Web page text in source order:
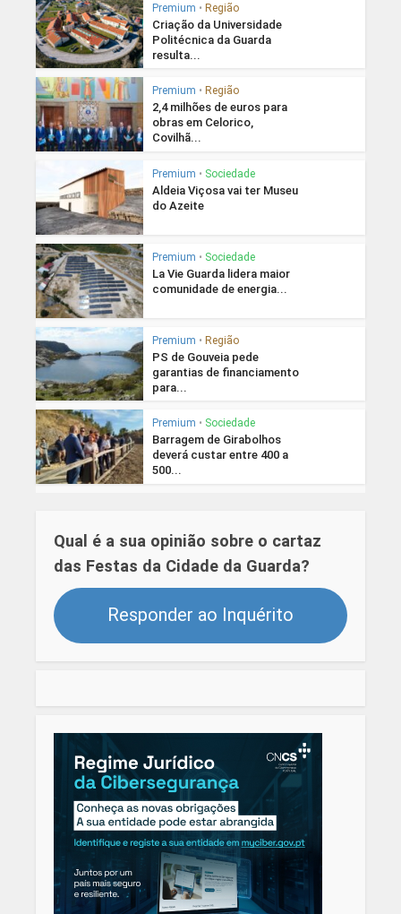
Premium • Região
Criação da Universidade
Politécnica da Guarda
resulta...
Premium • Região
2,4 milhões de euros para
obras em Celorico,
Covilhã...
Premium • Sociedade
Aldeia Viçosa vai ter Museu
do Azeite
Premium • Sociedade
La Vie Guarda lidera maior
comunidade de energia...
Premium • Região
PS de Gouveia pede
garantias de financiamento
para...
Premium • Sociedade
Barragem de Girabolhos
deverá custar entre 400 a
500...
Qual é a sua opinião sobre o cartaz
das Festas da Cidade da Guarda?
Responder ao Inquérito